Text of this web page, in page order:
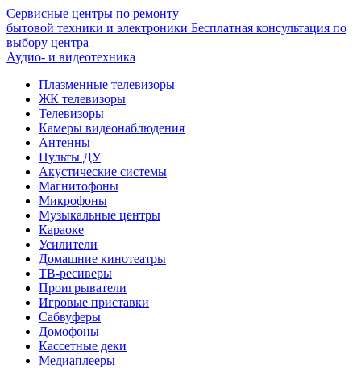
Сервисные центры по ремонту
бытовой техники и электроники Бесплатная консультация по
выбору центра
Аудио- и видеотехника
Плазменные телевизоры
ЖК телевизоры
Телевизоры
Камеры видеонаблюдения
Антенны
Пульты ДУ
Акустические системы
Магнитофоны
Микрофоны
Музыкальные центры
Караоке
Усилители
Домашние кинотеатры
ТВ-ресиверы
Проигрыватели
Игровые приставки
Сабвуферы
Домофоны
Кассетные деки
Медиаплееры